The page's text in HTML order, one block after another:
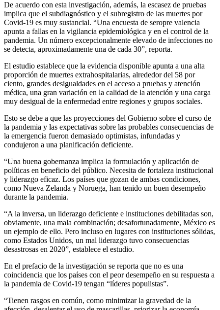
De acuerdo con esta investigación, además, la escasez de pruebas
implica que el subdiagnóstico y el subregistro de las muertes por
Covid-19 es muy sustancial. “Una encuesta de seropre valencia
apunta a fallas en la vigilancia epidemiológica y en el control de la
pandemia. Un número excepcionalmente elevado de infecciones no
se detecta, aproximadamente una de cada 30”, reporta.
El estudio establece que la evidencia disponible apunta a una alta
proporción de muertes extrahospitalarias, alrededor del 58 por
ciento, grandes desigualdades en el acceso a pruebas y atención
médica, una gran variación en la calidad de la atención y una carga
muy desigual de la enfermedad entre regiones y grupos sociales.
Esto se debe a que las proyecciones del Gobierno sobre el curso de
la pandemia y las expectativas sobre las probables consecuencias de
la emergencia fueron demasiado optimistas, infundadas y
condujeron a una planificación deficiente.
“Una buena gobernanza implica la formulación y aplicación de
políticas en beneficio del público. Necesita de fortaleza institucional
y liderazgo eficaz. Los países que gozan de ambas condiciones,
como Nueva Zelanda y Noruega, han tenido un buen desempeño
durante la pandemia.
“A la inversa, un liderazgo deficiente e instituciones debilitadas son,
obviamente, una mala combinación; desafortunadamente, México es
un ejemplo de ello. Pero incluso en lugares con instituciones sólidas,
como Estados Unidos, un mal liderazgo tuvo consecuencias
desastrosas en 2020”, establece el estudio.
En el prefacio de la investigación se reporta que no es una
coincidencia que los países con el peor desempeño en su respuesta a
la pandemia de Covid-19 tengan “líderes populistas”.
“Tienen rasgos en común, como minimizar la gravedad de la